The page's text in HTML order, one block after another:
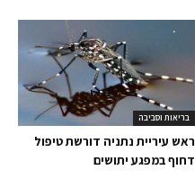
בריאות וסביבה
ראש עיריית נתניה דורשת טיפול
דחוף במפגע יתושים